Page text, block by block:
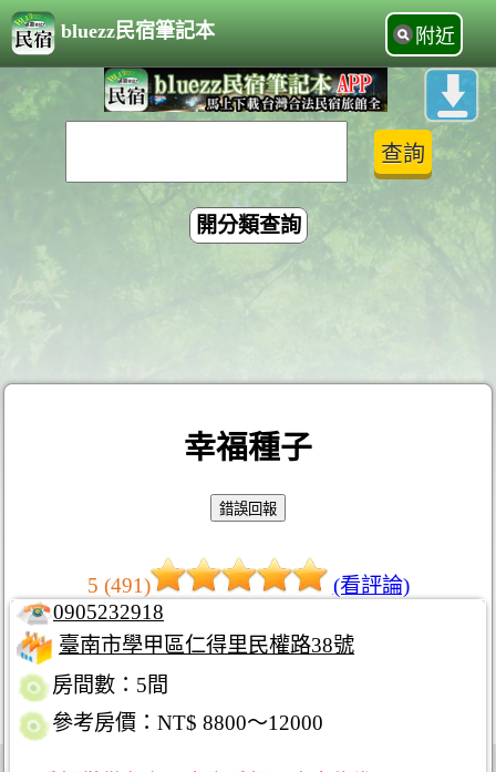
bluezz民宿筆記本 附近
開分類查詢
幸福種子
5 (491)
(看評論)
0905232918
臺南市學甲區仁得里民權路38號
房間數：5間
參考房價：NT$ 8800～12000